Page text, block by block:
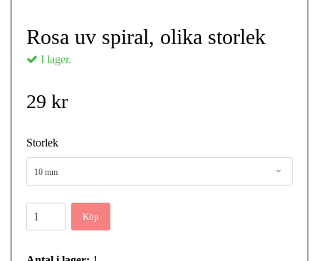
Rosa uv spiral, olika storlek
I lager.
29 kr
Storlek
10 mm
Köp